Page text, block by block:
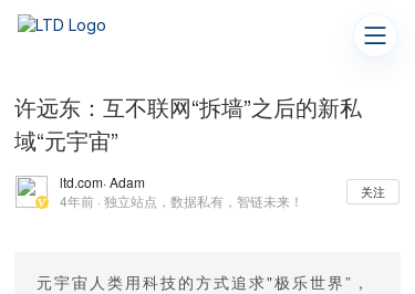
许远东：互不联网“拆墙”之后的新私
域“元宇宙”
ltd.com· Adam
4年前 · 独立站点，数据私有，智链未来！
关注
元宇宙人类用科技的方式追求"极乐世界”，